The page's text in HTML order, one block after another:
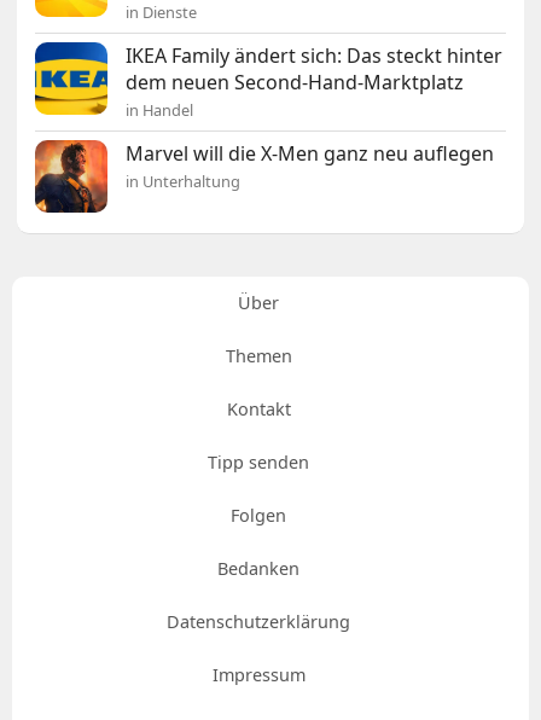
in Dienste
IKEA Family ändert sich: Das steckt hinter
dem neuen Second-Hand-Marktplatz
in Handel
Marvel will die X-Men ganz neu auflegen
in Unterhaltung
Über
Themen
Kontakt
Tipp senden
Folgen
Bedanken
Datenschutzerklärung
Impressum